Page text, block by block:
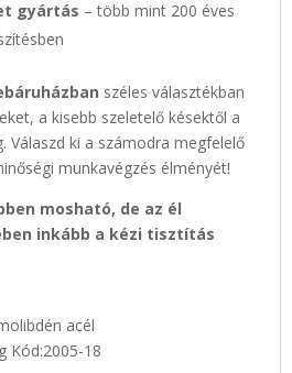
gyártás – több mint 200 éves
széles választékban
a kisebb szeletelő késektől a
Válaszd ki a számodra megfelelő
munkavégzés élményét!
mosható, de az él
inkább a kézi tisztítás
acél
Kód:2005-18